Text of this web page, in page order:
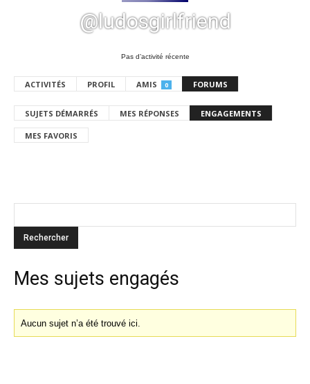
@ludosgirlfriend
Pas d’activité récente
ACTIVITÉS PROFIL AMIS 0 FORUMS
SUJETS DÉMARRÉS MES RÉPONSES ENGAGEMENTS
MES FAVORIS
Mes sujets engagés
Aucun sujet n’a été trouvé ici.